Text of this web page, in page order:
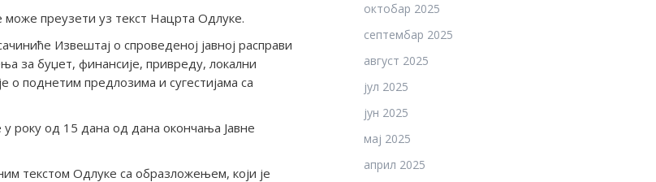
може преузети уз текст Нацрта Одлуке.
Извештај о спроведеној јавној расправи
за буџет, финансије, привреду, локални
о поднетим предлозима и сугестијама са
у року од 15 дана од дана окончања Јавне
текстом Одлуке са образложењем, који је
октобар 2025
септембар 2025
август 2025
јул 2025
јун 2025
мај 2025
април 2025